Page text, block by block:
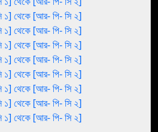
১] থেকে [আর- পি- সি ২]
১] থেকে [আর- পি- সি ২]
১] থেকে [আর- পি- সি ২]
১] থেকে [আর- পি- সি ২]
১] থেকে [আর- পি- সি ২]
১] থেকে [আর- পি- সি ২]
১] থেকে [আর- পি- সি ২]
১] থেকে [আর- পি- সি ২]